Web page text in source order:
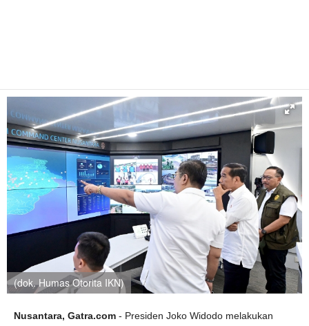
(dok. Humas Otorita IKN)
Nusantara, Gatra.com - Presiden Joko Widodo melakukan